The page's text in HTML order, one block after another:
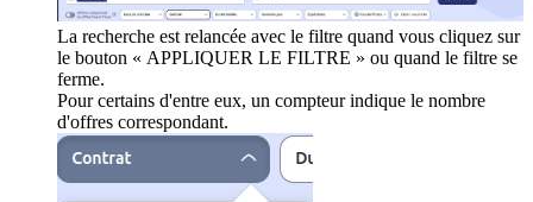
La recherche est relancée avec le filtre quand vous cliquez sur
le bouton « APPLIQUER LE FILTRE » ou quand le filtre se
ferme.
Pour certains d'entre eux, un compteur indique le nombre
d'offres correspondant.